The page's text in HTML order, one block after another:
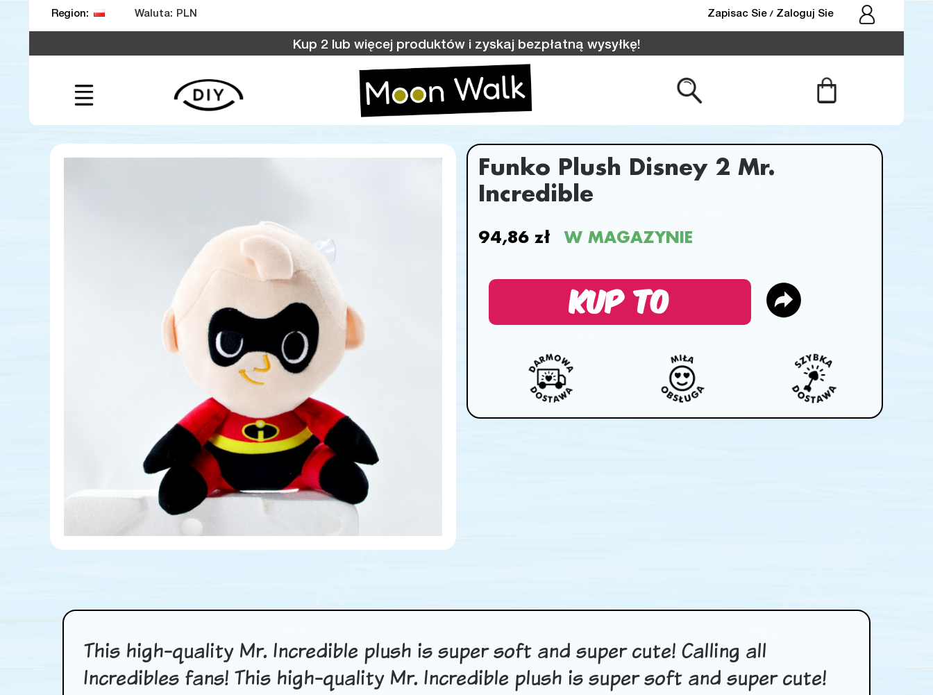
Region: Waluta: Zapisac Sie/ Zaloguj Sie
Kup 2 lub więcej produktów i zyskaj bezpłatną wysyłkę!
Funko Plush Disney 2 Mr.
Incredible
94,86 zł W MAGAZYNIE
KUP TO
This high-quality Mr. Incredible plush is super soft and super cute! Calling all
Incredibles fans! This high-quality Mr. Incredible plush is super soft and super cute!